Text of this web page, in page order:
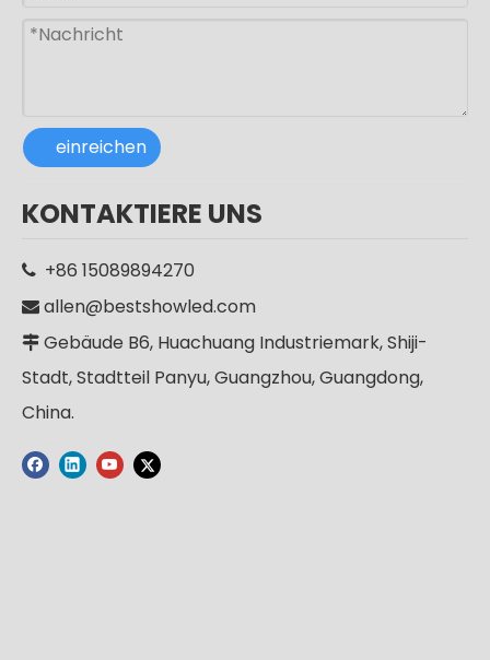
einreichen
KONTAKTIERE UNS
 +86 15089894270
 allen@bestshowled.com
 Gebäude B6, Huachuang Industriemark, Shiji-
Stadt, Stadtteil Panyu, Guangzhou, Guangdong,
China.